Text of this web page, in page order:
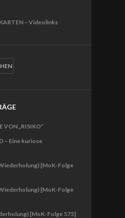
– Videolinks
VON „RISIKO“
– Eine kuriose
[MoK-Folge
[MoK-Folge
[MoK-Folge 575]